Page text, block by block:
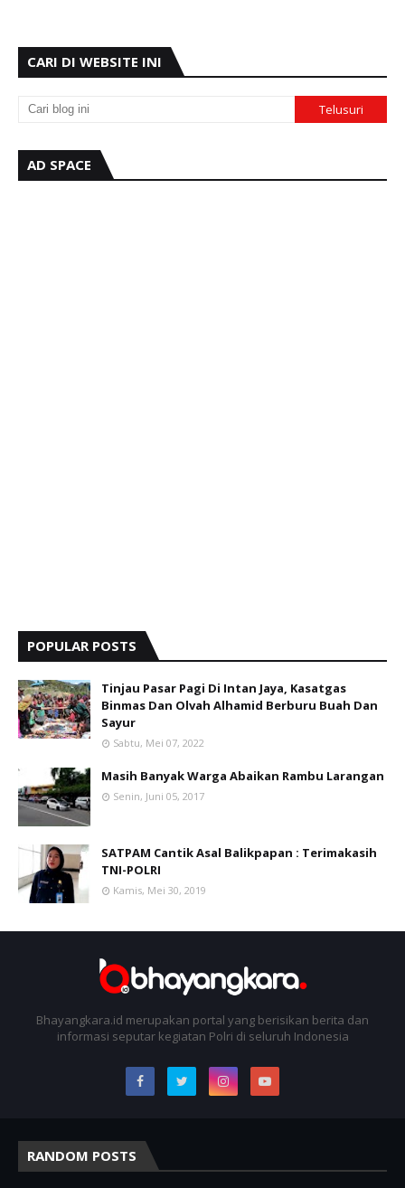
CARI DI WEBSITE INI
AD SPACE
POPULAR POSTS
Tinjau Pasar Pagi Di Intan Jaya, Kasatgas
Binmas Dan Olvah Alhamid Berburu Buah Dan
Sayur
Sabtu, Mei 07, 2022
Masih Banyak Warga Abaikan Rambu Larangan
Senin, Juni 05, 2017
SATPAM Cantik Asal Balikpapan : Terimakasih
TNI-POLRI
Kamis, Mei 30, 2019
Bhayangkara.id merupakan portal yang berisikan berita dan
informasi seputar kegiatan Polri di seluruh Indonesia
RANDOM POSTS